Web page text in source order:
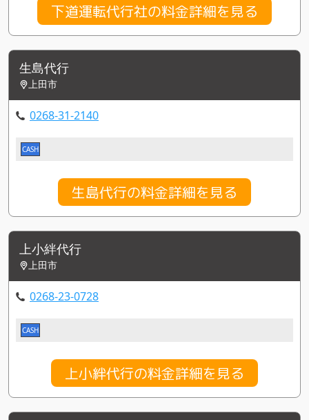
下道運転代行社の料金詳細を見る
生島代行
上田市
0268-31-2140
CASH
生島代行の料金詳細を見る
上小絆代行
上田市
0268-23-0728
CASH
上小絆代行の料金詳細を見る